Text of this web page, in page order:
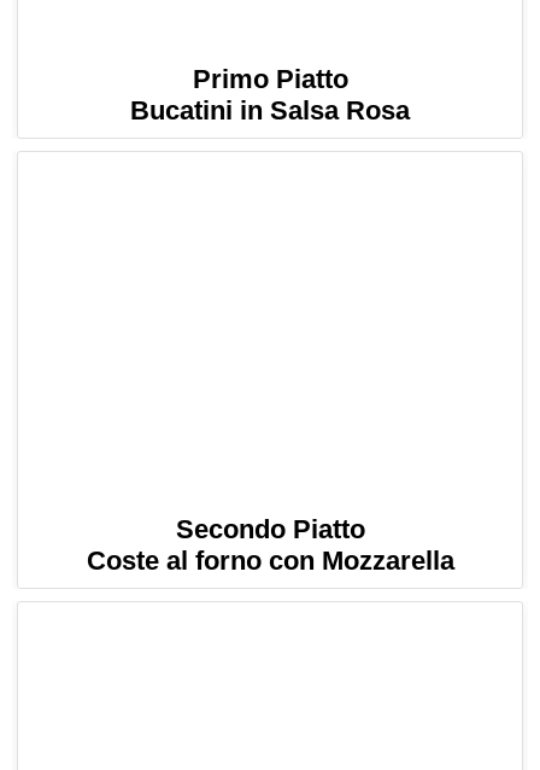
Primo Piatto
Bucatini in Salsa Rosa
Secondo Piatto
Coste al forno con Mozzarella